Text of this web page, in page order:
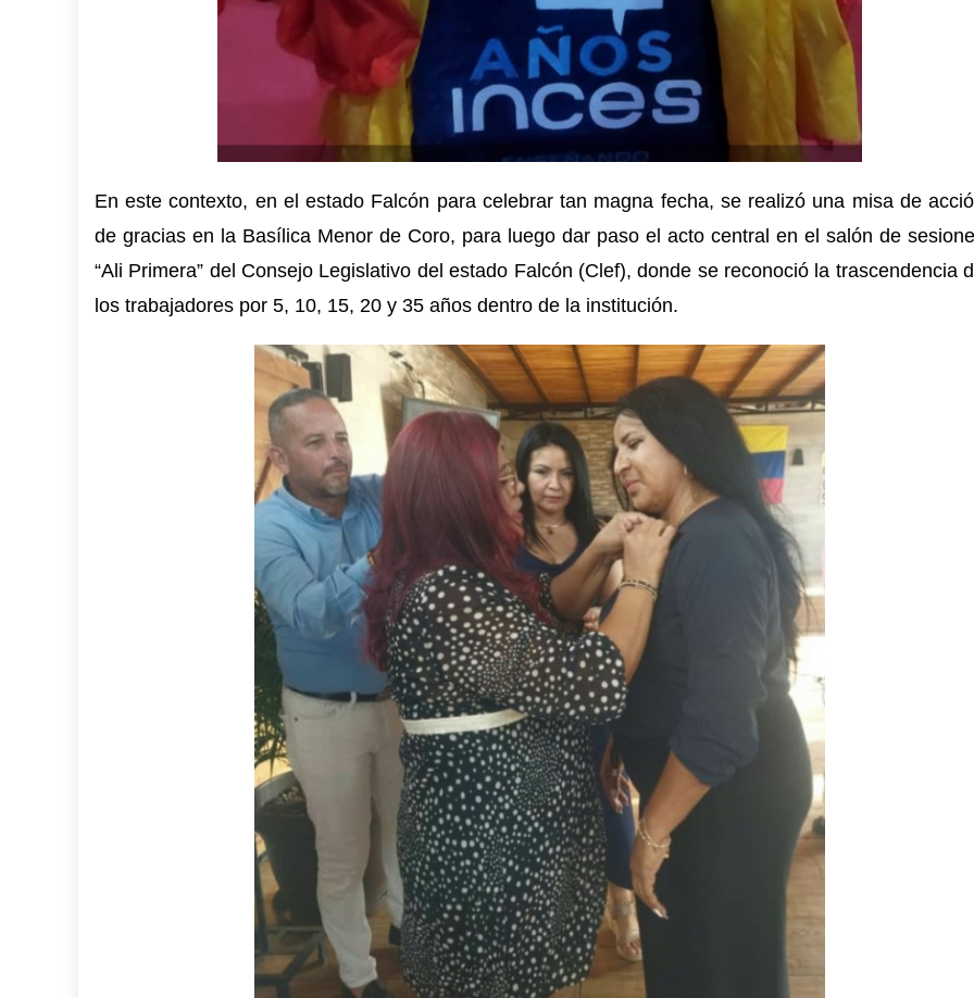
En este contexto, en el estado Falcón para celebrar tan magna fecha, se realizó una misa de
de gracias en la Basílica Menor de Coro, para luego dar paso el acto central en el salón de
“Ali Primera” del Consejo Legislativo del estado Falcón (Clef), donde se reconoció la trascendencia
los trabajadores por 5, 10, 15, 20 y 35 años dentro de la institución.